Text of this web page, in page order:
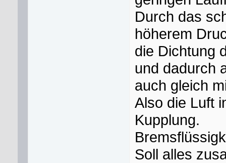
Durch das
höherem
die Dichtung
und dadurch
auch gleich
Also die Luft
Kupplung.
Soll alles